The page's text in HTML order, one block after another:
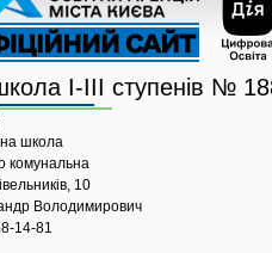
І-ІІІ ступенів №
школа
комунальна
10
Володимирович
14-81